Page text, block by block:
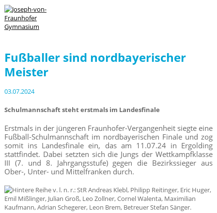
Fußballer sind nordbayerischer
Meister
03.07.2024
Schulmannschaft steht erstmals im Landesfinale
Erstmals in der jüngeren Fraunhofer-Vergangenheit siegte eine
Fußball-Schulmannschaft im nordbayerischen Finale und zog
somit ins Landesfinale ein, das am 11.07.24 in Ergolding
stattfindet. Dabei setzten sich die Jungs der Wettkampfklasse
III (7. und 8. Jahrgangsstufe) gegen die Bezirkssieger aus
Ober-, Unter- und Mittelfranken durch.